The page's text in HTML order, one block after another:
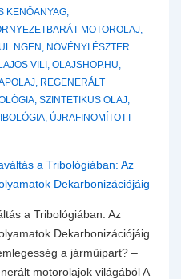
KENŐANYAG,
MOTOROLAJ,
NGEN , NÖVÉNYI ÉSZTER
VILI , OLAJSHOP.HU,
, REGENERÁLT
, SZINTETIKUS OLAJ,
, ÚJRAFINOMÍTOTT
a Tribológiában: Az
Dekarbonizációjáig
a járműipart? –
motorolajok világából A